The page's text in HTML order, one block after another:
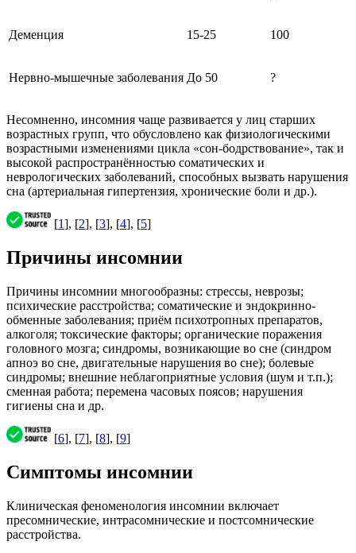
Деменция 15-25 100
Нервно-мышечные заболевания До 50 ?
Несомненно, инсомния чаще развивается у лиц старших
возрастных групп, что обусловлено как физиологическими
возрастными изменениями цикла «сон-бодрствование», так и
высокой распространённостью соматических и
неврологических заболеваний, способных вызвать нарушения
сна (артериальная гипертензия, хронические боли и др.).
[1], [2], [3], [4], [5]
Причины инсомнии
Причины инсомнии многообразны: стрессы, неврозы;
психические расстройства; соматические и эндокринно-
обменные заболевания; приём психотропных препаратов,
алкоголя; токсические факторы; органические поражения
головного мозга; синдромы, возникающие во сне (синдром
апноэ во сне, двигательные нарушения во сне); болевые
синдромы; внешние неблагоприятные условия (шум и т.п.);
сменная работа; перемена часовых поясов; нарушения
гигиены сна и др.
[6], [7], [8], [9]
Симптомы инсомнии
Клиническая феноменология инсомнии включает
пресомнические, интрасомнические и постсомнические
расстройства.